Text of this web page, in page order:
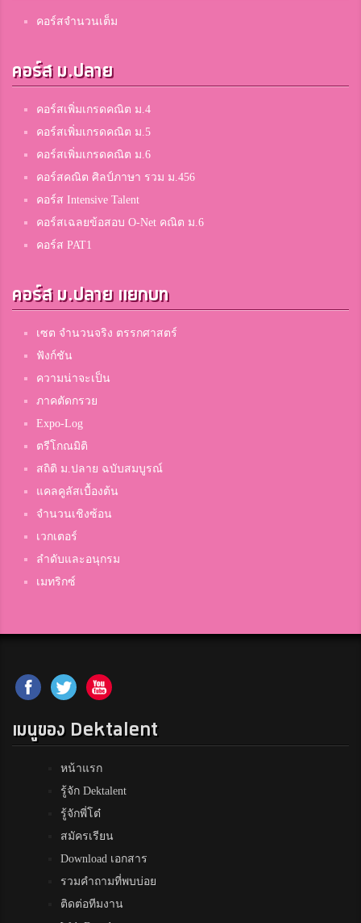
คอร์สจำนวนเต็ม
คอร์ส ม.ปลาย
คอร์สเพิ่มเกรดคณิต ม.4
คอร์สเพิ่มเกรดคณิต ม.5
คอร์สเพิ่มเกรดคณิต ม.6
คอร์สคณิต ศิลป์ภาษา รวม ม.456
คอร์ส Intensive Talent
คอร์สเฉลยข้อสอบ O-Net คณิต ม.6
คอร์ส PAT1
คอร์ส ม.ปลาย แยกบท
เซต จำนวนจริง ตรรกศาสตร์
ฟังก์ชัน
ความน่าจะเป็น
ภาคตัดกรวย
Expo-Log
ตรีโกณมิติ
สถิติ ม.ปลาย ฉบับสมบูรณ์
แคลคูลัสเบื้องต้น
จำนวนเชิงซ้อน
เวกเตอร์
ลำดับและอนุกรม
เมทริกซ์
เมนูของ Dektalent
หน้าแรก
รู้จัก Dektalent
รู้จักพี่โต๋
สมัครเรียน
Download เอกสาร
รวมคำถามที่พบบ่อย
ติดต่อทีมงาน